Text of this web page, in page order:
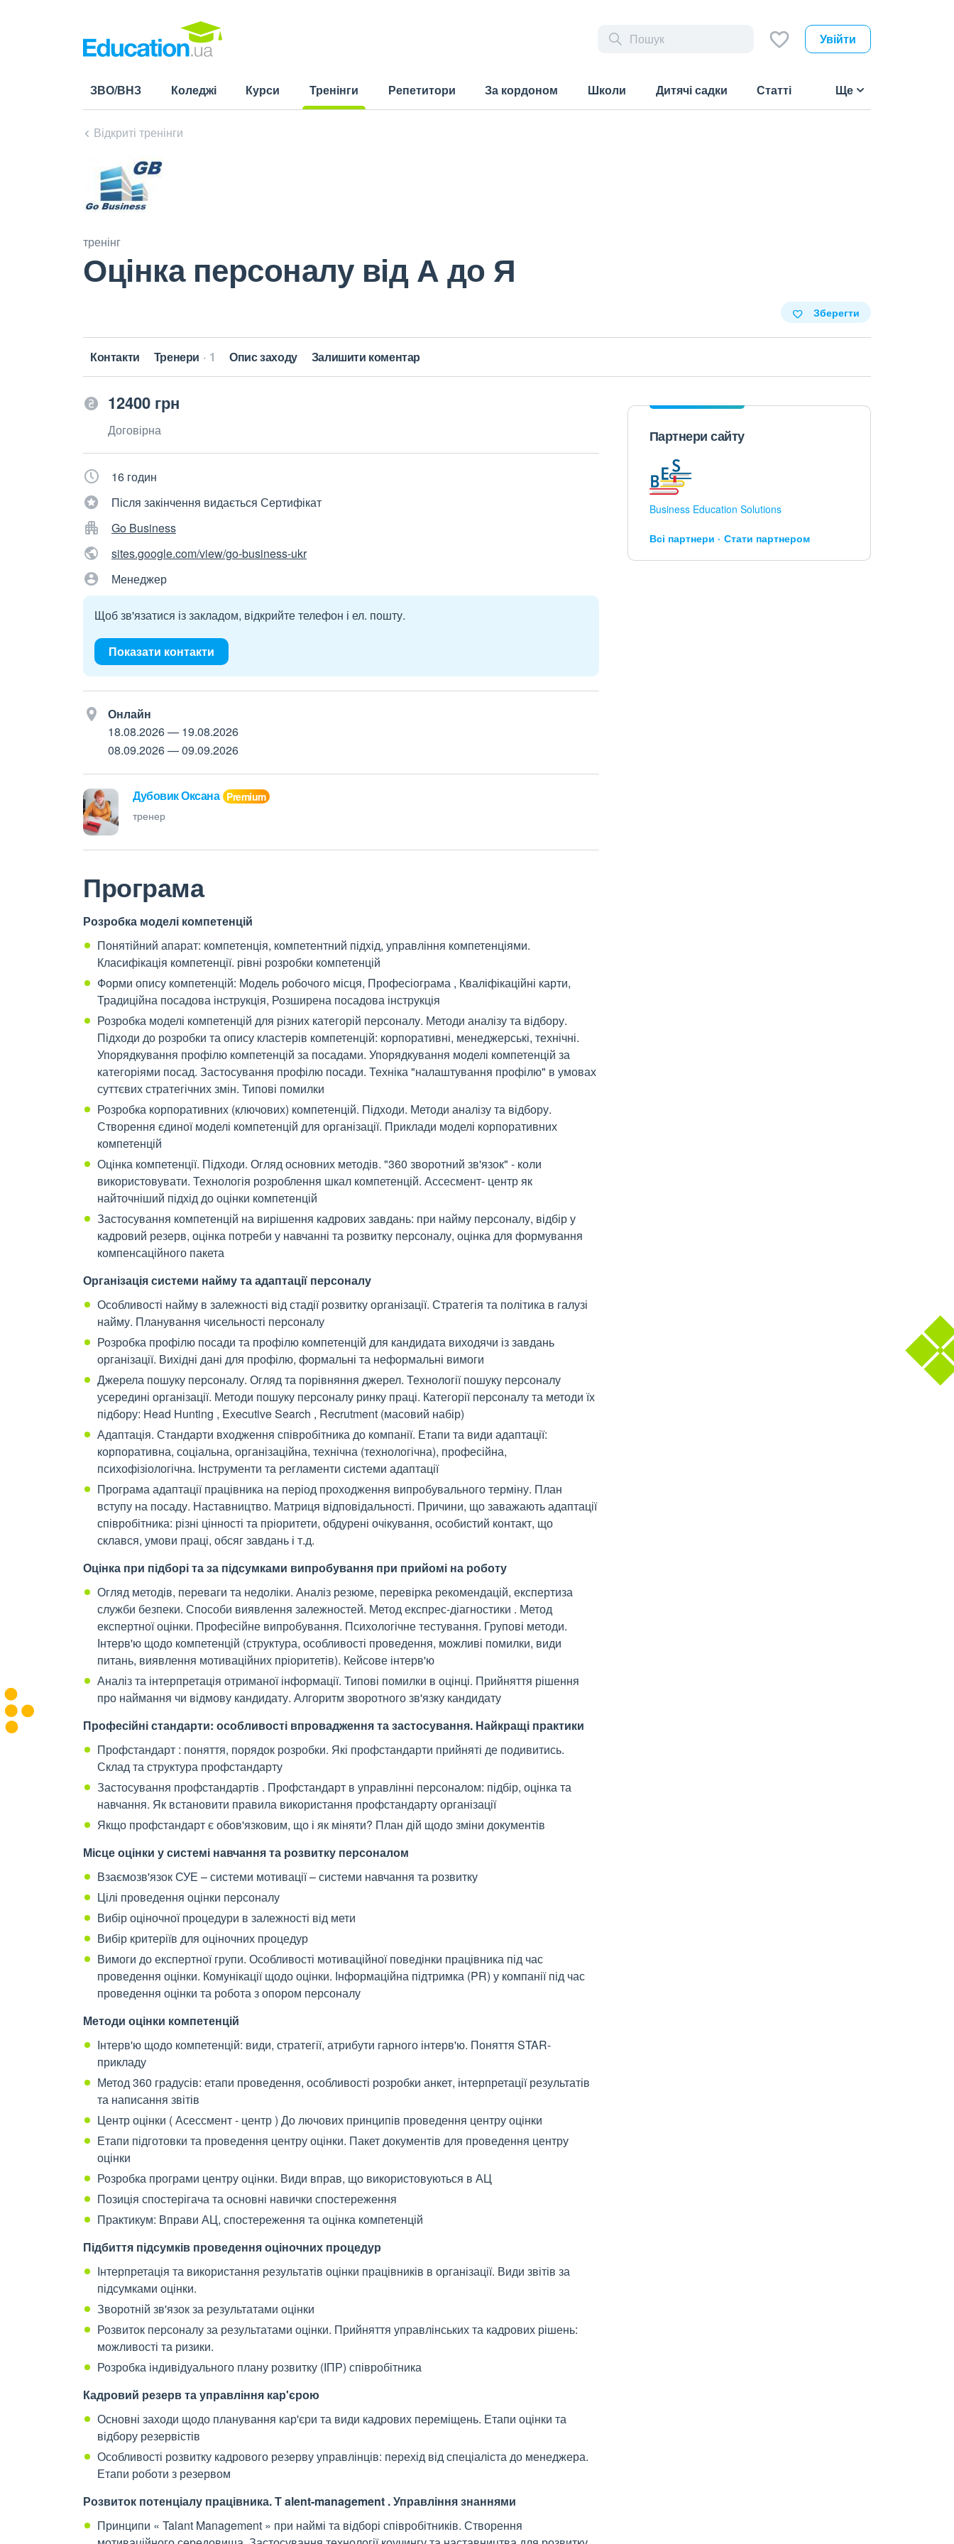
Увійти
ЗВО/ВНЗ Коледжі Курси
Тренінги
Репетитори За кордоном Школи Дитячі садки Статті Ще
Відкриті тренінги
тренінг
Оцінка персоналу від А до Я
Зберегти
Контакти Тренери 1 Опис заходу Залишити коментар
12400 грн
Договірна
16 годин
Після закінчення видається Сертифікат
Go Business
sites.google.com/view/go-business-ukr
Менеджер
Щоб зв'язатися із закладом, відкрийте телефон і ел. пошту.
Показати контакти
Онлайн
18.08.2026— 19.08.2026
08.09.2026—09.09.2026
Дубовик Оксана
тренер
Програма
Розробка моделі компетенцій
Понятійний апарат: компетенція, компетентний підхід, управління компетенціями.
Класифікація компетенції. рівні розробки компетенцій
Форми опису компетенцій: Модель робочого місця, Професіограма , Кваліфікаційні карти,
Традиційна посадова інструкція, Розширена посадова інструкція
Розробка моделі компетенцій для різних категорій персоналу. Методи аналізу та відбору.
Підходи до розробки та опису кластерів компетенцій: корпоративні, менеджерські, технічні.
Упорядкування профілю компетенцій за посадами. Упорядкування моделі компетенцій за
категоріями посад. Застосування профілю посади. Техніка "налаштування профілю" в умовах
суттєвих стратегічних змін. Типові помилки
Розробка корпоративних (ключових) компетенцій. Підходи. Методи аналізу та відбору.
Створення єдиної моделі компетенцій для організації. Приклади моделі корпоративних
компетенцій
Оцінка компетенції. Підходи. Огляд основних методів. "360 зворотний зв'язок" - коли
використовувати. Технологія розроблення шкал компетенцій. Ассесмент- центр як
найточніший підхід до оцінки компетенцій
Застосування компетенцій на вирішення кадрових завдань: при найму персоналу, відбір у
кадровий резерв, оцінка потреби у навчанні та розвитку персоналу, оцінка для формування
компенсаційного пакета
Організація системи найму та адаптації персоналу
Особливості найму в залежності від стадії розвитку організації. Стратегія та політика в галузі
найму. Планування чисельності персоналу
Розробка профілю посади та профілю компетенцій для кандидата виходячи із завдань
організації. Вихідні дані для профілю, формальні та неформальні вимоги
Джерела пошуку персоналу. Огляд та порівняння джерел. Технології пошуку персоналу
усередині організації. Методи пошуку персоналу ринку праці. Категорії персоналу та методи їх
підбору: Head Hunting , Executive Search , Recrutment (масовий набір)
Адаптація. Стандарти входження співробітника до компанії. Етапи та види адаптації:
корпоративна, соціальна, організаційна, технічна (технологічна), професійна,
психофізіологічна. Інструменти та регламенти системи адаптації
Програма адаптації працівника на період проходження випробувального терміну. План
вступу на посаду. Наставництво. Матриця відповідальності. Причини, що заважають адаптації
співробітника: різні цінності та пріоритети, обдурені очікування, особистий контакт, що
склався, умови праці, обсяг завдань і т.д.
Оцінка при підборі та за підсумками випробування при прийомі на роботу
Огляд методів, переваги та недоліки. Аналіз резюме, перевірка рекомендацій, експертиза
служби безпеки. Способи виявлення залежностей. Метод експрес-діагностики . Метод
експертної оцінки. Професійне випробування. Психологічне тестування. Групові методи.
Інтерв'ю щодо компетенцій (структура, особливості проведення, можливі помилки, види
питань, виявлення мотиваційних пріоритетів). Кейсове інтерв'ю
Аналіз та інтерпретація отриманої інформації. Типові помилки в оцінці. Прийняття рішення
про наймання чи відмову кандидату. Алгоритм зворотного зв'язку кандидату
Професійні стандарти: особливості впровадження та застосування. Найкращі практики
Профстандарт : поняття, порядок розробки. Які профстандарти прийняті де подивитись.
Склад та структура профстандарту
Застосування профстандартів . Профстандарт в управлінні персоналом: підбір, оцінка та
навчання. Як встановити правила використання профстандарту організації
Якщо профстандарт є обов'язковим, що і як міняти? План дій щодо зміни документів
Місце оцінки у системі навчання та розвитку персоналом
Взаємозв'язок СУЕ – системи мотивації – системи навчання та розвитку
Цілі проведення оцінки персоналу
Вибір оціночної процедури в залежності від мети
Вибір критеріїв для оціночних процедур
Вимоги до експертної групи. Особливості мотиваційної поведінки працівника під час
проведення оцінки. Комунікації щодо оцінки. Інформаційна підтримка (PR) у компанії під час
проведення оцінки та робота з опором персоналу
Методи оцінки компетенцій
Інтерв'ю щодо компетенцій: види, стратегії, атрибути гарного інтерв'ю. Поняття STAR-
прикладу
Метод 360 градусів: етапи проведення, особливості розробки анкет, інтерпретації результатів
та написання звітів
Центр оцінки ( Асессмент - центр ) До лючових принципів проведення центру оцінки
Етапи підготовки та проведення центру оцінки. Пакет документів для проведення центру
оцінки
Розробка програми центру оцінки. Види вправ, що використовуються в АЦ
Позиція спостерігача та основні навички спостереження
Практикум: Вправи АЦ, спостереження та оцінка компетенцій
Підбиття підсумків проведення оціночних процедур
Інтерпретація та використання результатів оцінки працівників в організації. Види звітів за
підсумками оцінки.
Зворотній зв'язок за результатами оцінки
Розвиток персоналу за результатами оцінки. Прийняття управлінських та кадрових рішень:
можливості та ризики.
Розробка індивідуального плану розвитку (ІПР) співробітника
Кадровий резерв та управління кар'єрою
Основні заходи щодо планування кар'єри та види кадрових переміщень. Етапи оцінки та
відбору резервістів
Особливості розвитку кадрового резерву управлінців: перехід від спеціаліста до менеджера.
Етапи роботи з резервом
Розвиток потенціалу працівника. Т alent-management . Управління знаннями
Принципи « Talant Management » при наймі та відборі співробітників. Створення
Партнери сайту
Business Education Solutions
Всі партнери Стати партнером